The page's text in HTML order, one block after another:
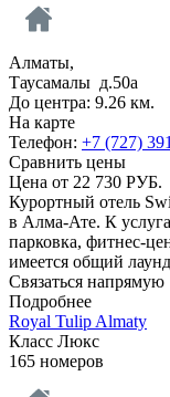
Алматы,
Таусамалы д.50а
До центра: 9.26 км.
На карте
Телефон: +7 (727)
Сравнить цены
Цена от 22 730 РУБ.
Курортный отель
в Алма-Ате. К
парковка, фитнес-
имеется общий
Связаться напрямую
Подробнее
Royal Tulip Almaty
Класс Люкс
165 номеров